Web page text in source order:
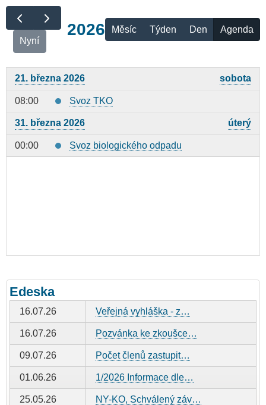
Nyní
2026 Měsíc Týden Den Agenda
21. března 2026 sobota
08:00 Svoz TKO
31. března 2026 úterý
00:00 Svoz biologického odpadu
Edeska
16.07.26 Veřejná vyhláška - z…
16.07.26 Pozvánka ke zkoušce…
09.07.26 Počet členů zastupit…
01.06.26 1/2026 Informace dle…
25.05.26 NY-KO, Schválený záv…